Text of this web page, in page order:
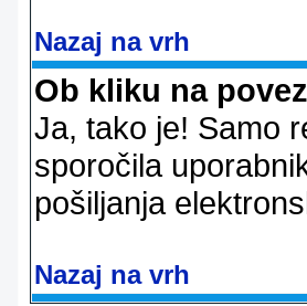
Nazaj na vrh
Ob kliku na
Ja, tako je! Samo
sporočila
pošiljanja
Nazaj na vrh